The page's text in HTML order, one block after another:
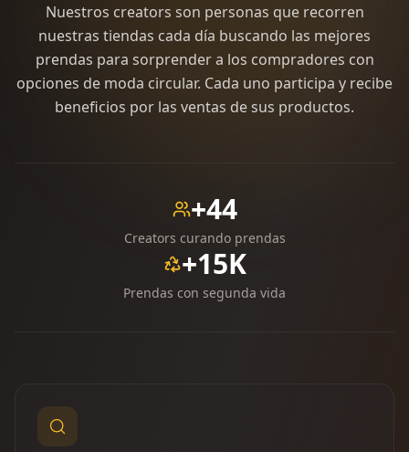
Nuestros creators son personas que recorren
nuestras tiendas cada día buscando las mejores
prendas para sorprender a los compradores con
opciones de moda circular. Cada uno participa y recibe
beneficios por las ventas de sus productos.
+44
Creators curando prendas
+15K
Prendas con segunda vida